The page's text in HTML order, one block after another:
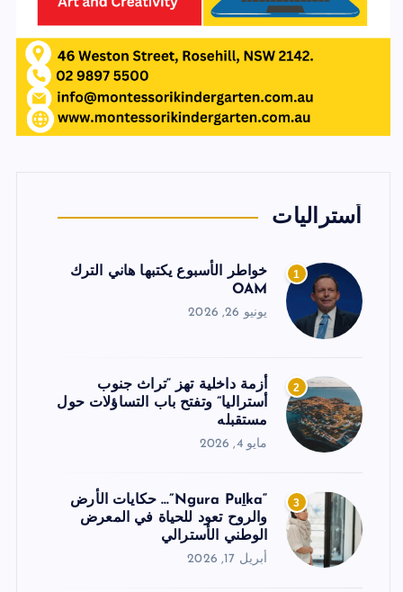
أستراليات
1
خواطر الأسبوع يكتبها هاني الترك
OAM
يونيو 26, 2026
2
أزمة داخلية تهز “تراث جنوب
أستراليا” وتفتح باب التساؤلات حول
مستقبله
مايو 4, 2026
3
“Ngura Puḻka”… حكايات الأرض
والروح تعود للحياة في المعرض
الوطني الأسترالي
أبريل 17, 2026